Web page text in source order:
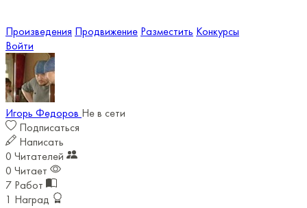
Произведения Продвижение Разместить Конкурсы
Войти
Игорь Федоров Не в сети
Подписаться
Написать
0 Читателей
0 Читает
7 Работ
1 Наград